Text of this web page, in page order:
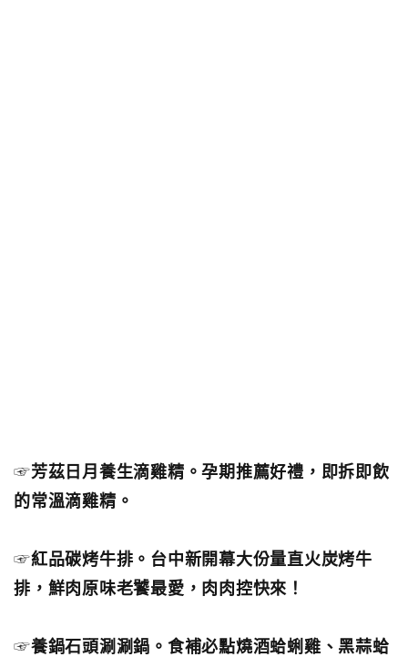
☞芳茲日月養生滴雞精。孕期推薦好禮，即拆即飲
的常溫滴雞精。
☞紅品碳烤牛排。台中新開幕大份量直火炭烤牛
排，鮮肉原味老饕最愛，肉肉控快來！
☞養鍋石頭涮涮鍋。食補必點燒酒蛤蜊雞、黑蒜蛤